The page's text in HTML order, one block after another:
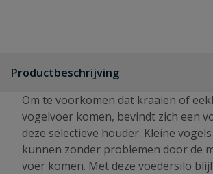
Productbeschrijving
Om te voorkomen dat kraaien of
vogelvoer komen, bevindt zich een
deze selectieve houder. Kleine
kunnen zonder problemen door de
voer komen. Met deze voedersilo